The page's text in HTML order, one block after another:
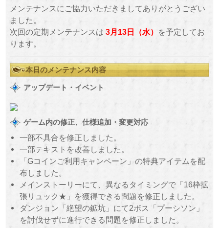
メンテナンスにご協力いただきましてありがとうござい
ました。
次回の定期メンテナンスは 3月13日（水）
を予定してお
ります。
本日のメンテナンス内容
アップデート・イベント
ゲーム内の修正、仕様追加・変更対応
一部不具合を修正しました。
一部テキストを改善しました。
「Gコインご利用キャンペーン」の特典アイテムを配
布しました。
メインストーリーにて、異なるタイミングで「16枠拡
張リュック★」を獲得できる問題を修正しました。
ダンジョン「絶望の鉱坑」にて2ボス「プーシソン」
を討伐せずに進行できる問題を修正しました。